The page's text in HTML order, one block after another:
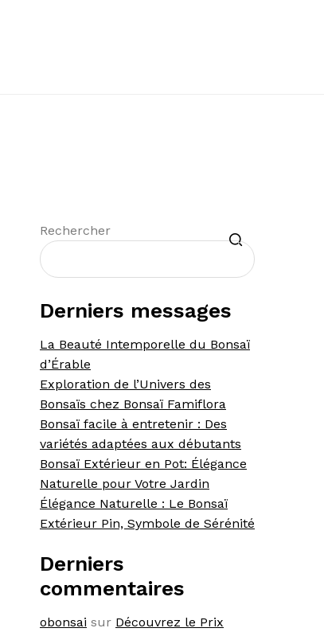
Rechercher
Recherche
Derniers messages
La Beauté Intemporelle du Bonsaï
d’Érable
Exploration de l’Univers des
Bonsaïs chez Bonsaï Famiflora
Bonsaï facile à entretenir : Des
variétés adaptées aux débutants
Bonsaï Extérieur en Pot: Élégance
Naturelle pour Votre Jardin
Élégance Naturelle : Le Bonsaï
Extérieur Pin, Symbole de Sérénité
Derniers
commentaires
obonsai sur Découvrez le Prix